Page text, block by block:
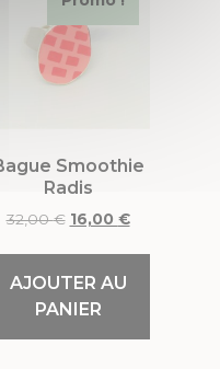
Smoothie
Radis
32,00€ 16,00 €
AJOUTER AU
PANIER